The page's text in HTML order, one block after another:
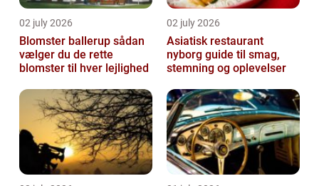
02 july 2026
Blomster ballerup sådan
vælger du de rette
blomster til hver lejlighed
02 july 2026
Asiatisk restaurant
nyborg guide til smag,
stemning og oplevelser